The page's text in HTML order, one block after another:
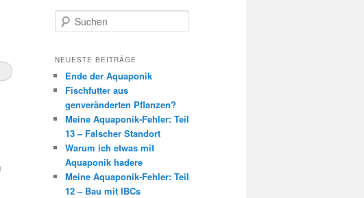
u
h
NEUESTE BEITRÄGE
Ende der Aquaponik
Fischfutter aus
genveränderten Pflanzen?
Meine Aquaponik-Fehler: Teil
13 – Falscher Standort
Warum ich etwas mit
Aquaponik hadere
Meine Aquaponik-Fehler: Teil
12 – Bau mit IBCs